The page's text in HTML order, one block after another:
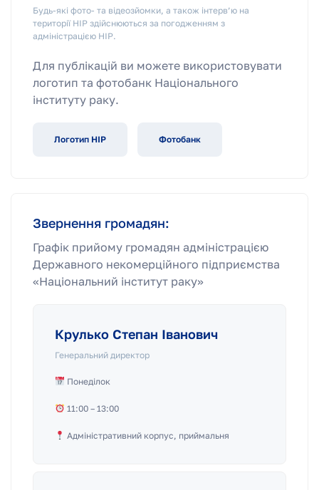
Будь-які фото- та відеозйомки, а також інтерв’ю на
території НІР здійснюються за погодженням з
адміністрацією НІР.
Для публікацій ви можете використовувати
логотип та фотобанк Національного
інституту раку.
Логотип НІР Фотобанк
Звернення громадян:
Графік прийому громадян адміністрацією
Державного некомерційного підприємства
«Національний інститут раку»
Крулько Степан Іванович
Генеральний директор
Понеділок
11:00 – 13:00
Адміністративний корпус, приймальня